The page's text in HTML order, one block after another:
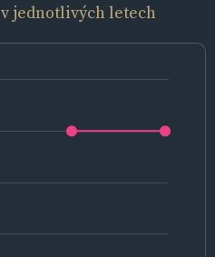
v jednotlivých letech